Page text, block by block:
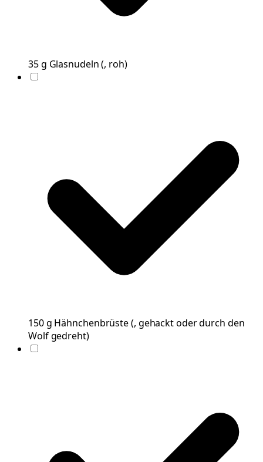
35g Glasnudeln (, roh)
150g Hähnchenbrüste(, gehackt oder durch den
Wolf gedreht)